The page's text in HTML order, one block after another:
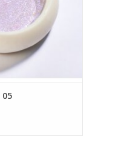
nagelproducten
WINKELWAGEN